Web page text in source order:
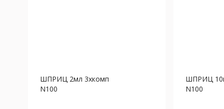
ШПРИЦ 2мл 3хкомп
N100
ШПРИЦ
N100